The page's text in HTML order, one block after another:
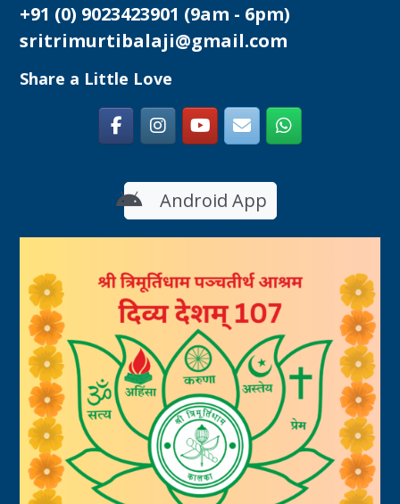
+91 (0) 9023423901 (9am - 6pm)
sritrimurtibalaji@gmail.com
Share a Little Love
Android App